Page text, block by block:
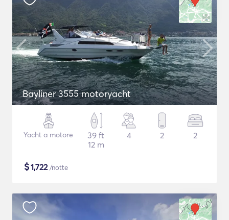
Bayliner 3555 motoryacht
Yacht a motore
39 ft
12 m
4 2 2
$1,722/notte